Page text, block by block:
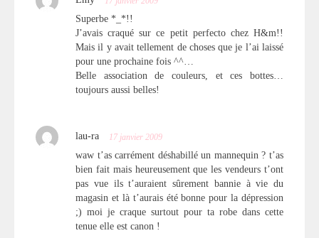
Superbe *_*!!
J’avais craqué sur ce petit perfecto chez H&m!!
Mais il y avait tellement de choses que je l’ai laissé
pour une prochaine fois ^^…
Belle association de couleurs, et ces bottes…
toujours aussi belles!
lau-ra 17 janvier 2009
waw t’as carrément déshabillé un mannequin ? t’as
bien fait mais heureusement que les vendeurs t’ont
pas vue ils t’auraient sûrement bannie à vie du
magasin et là t’aurais été bonne pour la dépression
;) moi je craque surtout pour ta robe dans cette
tenue elle est canon !